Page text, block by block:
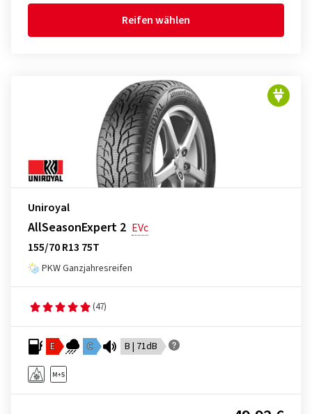
Reifen wählen
Uniroyal
AllSeasonExpert 2 EVc
155/70 R13 75T
PKW Ganzjahresreifen
(47)
E C B | 71dB